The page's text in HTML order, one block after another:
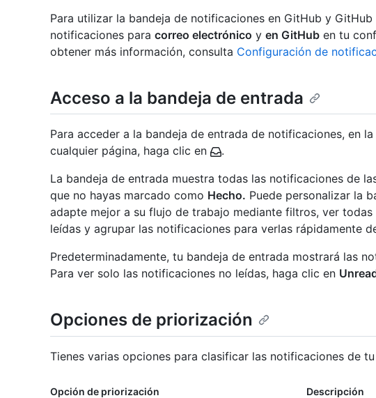
Para utilizar la bandeja de notificaciones en GitHub y
notificaciones para correo electrónico y en GitHub en tu
obtener más información, consulta Configuración de
Acceso a la bandeja de entrada
Para acceder a la bandeja de entrada de notificaciones, en
cualquier página, haga clic en
.
La bandeja de entrada muestra todas las notificaciones de
que no hayas marcado como Hecho. Puede personalizar la
adapte mejor a su flujo de trabajo mediante filtros, ver
leídas y agrupar las notificaciones para verlas rápidamente
Predeterminadamente, tu bandeja de entrada mostrará las
Para ver solo las notificaciones no leídas, haga clic en
Opciones de priorización
Tienes varias opciones para clasificar las notificaciones de
Opción de priorización Descripción